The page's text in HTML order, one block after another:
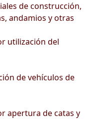
de construcción,
andamios y otras
utilización del
de vehículos de
apertura de catas y